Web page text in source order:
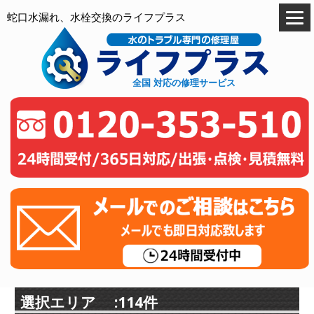
蛇口水漏れ、水栓交換のライフプラス
全国 対応の修理サービス
選択エリア :114件